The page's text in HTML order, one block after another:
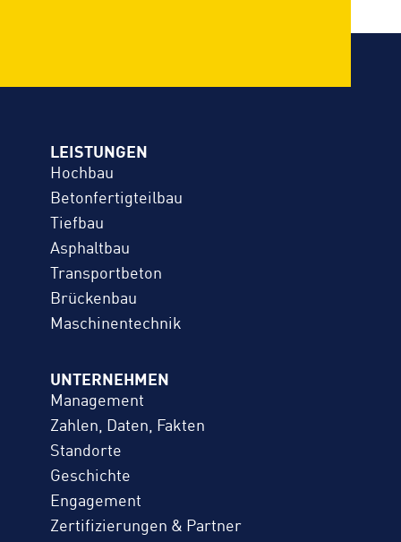
LEISTUNGEN
Hochbau
Betonfertigteilbau
Tiefbau
Asphaltbau
Transportbeton
Brückenbau
Maschinentechnik
UNTERNEHMEN
Management
Zahlen, Daten, Fakten
Standorte
Geschichte
Engagement
Zertifizierungen & Partner